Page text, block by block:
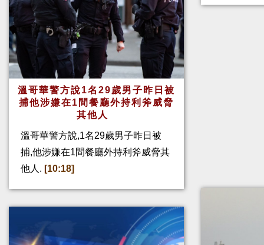
溫哥華警方說1名29歲男子昨日被
捕他涉嫌在1間餐廳外持利斧威脅
其他人
溫哥華警方說,1名29歲男子昨日被
捕,他涉嫌在1間餐廳外持利斧威脅其
他人. [10:18]